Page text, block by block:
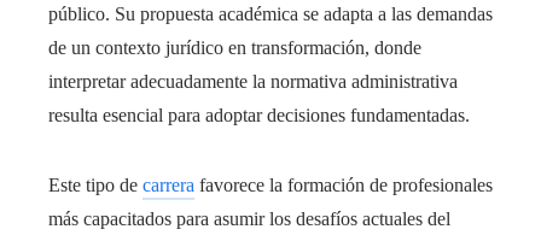
público. Su propuesta académica se adapta a las demandas
de un contexto jurídico en transformación, donde
interpretar adecuadamente la normativa administrativa
resulta esencial para adoptar decisiones fundamentadas.
Este tipo de carrera favorece la formación de profesionales
más capacitados para asumir los desafíos actuales del